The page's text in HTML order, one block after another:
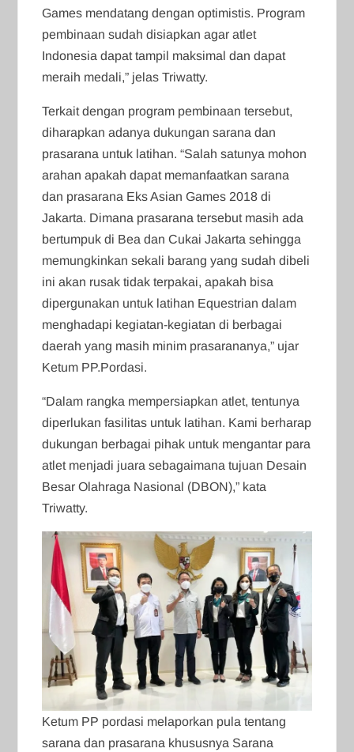
Games mendatang dengan optimistis. Program
pembinaan sudah disiapkan agar atlet
Indonesia dapat tampil maksimal dan dapat
meraih medali,” jelas Triwatty.
Terkait dengan program pembinaan tersebut,
diharapkan adanya dukungan sarana dan
prasarana untuk latihan. “Salah satunya mohon
arahan apakah dapat memanfaatkan sarana
dan prasarana Eks Asian Games 2018 di
Jakarta. Dimana prasarana tersebut masih ada
bertumpuk di Bea dan Cukai Jakarta sehingga
memungkinkan sekali barang yang sudah dibeli
ini akan rusak tidak terpakai, apakah bisa
dipergunakan untuk latihan Equestrian dalam
menghadapi kegiatan-kegiatan di berbagai
daerah yang masih minim prasarananya,” ujar
Ketum PP.Pordasi.
“Dalam rangka mempersiapkan atlet, tentunya
diperlukan fasilitas untuk latihan. Kami berharap
dukungan berbagai pihak untuk mengantar para
atlet menjadi juara sebagaimana tujuan Desain
Besar Olahraga Nasional (DBON),” kata
Triwatty.
Ketum PP pordasi melaporkan pula tentang
sarana dan prasarana khususnya Sarana